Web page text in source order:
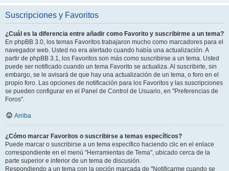
Suscripciones y Favoritos
¿Cuál es la diferencia entre añadir como Favorito y suscribirme a un tema?
En phpBB 3.0, los temas Favoritos trabajaron mucho como marcadores para el
navegador web. Usted no era alertado cuando había una actualización. A
partir de phpBB 3.1, los Favoritos son más como suscribirse a un tema. Usted
puede ser notificado cuando un tema Favorito se actualiza. Al suscribirte, sin
embargo, se le avisará de que hay una actualización de un tema, o foro en el
propio foro. Las opciones de notificación para los Favoritos y las suscripciones
se pueden configurar en el Panel de Control de Usuario, en "Preferencias de
Foros".
Arriba
¿Cómo marcar Favoritos o suscribirse a temas específicos?
Puede marcar o suscribirse a un tema específico haciendo clic en el enlace
correspondiente en el menú "Herramientas de Tema", ubicado cerca de la
parte superior e inferior de un tema de discusión.
Respondiendo a un tema con la opción marcada de "Notificarme cuando se